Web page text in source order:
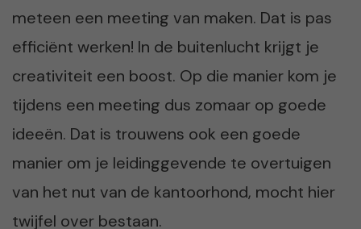
meteen een meeting van maken. Dat is pas
efficiënt werken! In de buitenlucht krijgt je
creativiteit een boost. Op die manier kom je
tijdens een meeting dus zomaar op goede
ideeën. Dat is trouwens ook een goede
manier om je leidinggevende te overtuigen
van het nut van de kantoorhond, mocht hier
twijfel over bestaan.